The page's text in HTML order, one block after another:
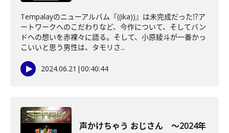
Tempalayのニューアルバム『((ika))』は未完成だった⁉ア
ートワークへのこだわりなど、今作について、そしてバン
ドへの想いを赤裸々に語る。そして、小原綾斗が一番かっ
こいいと思う男性は、タモリさ...
2024.06.21 |00:40:44
声かけちゃう おじさん ～2024年